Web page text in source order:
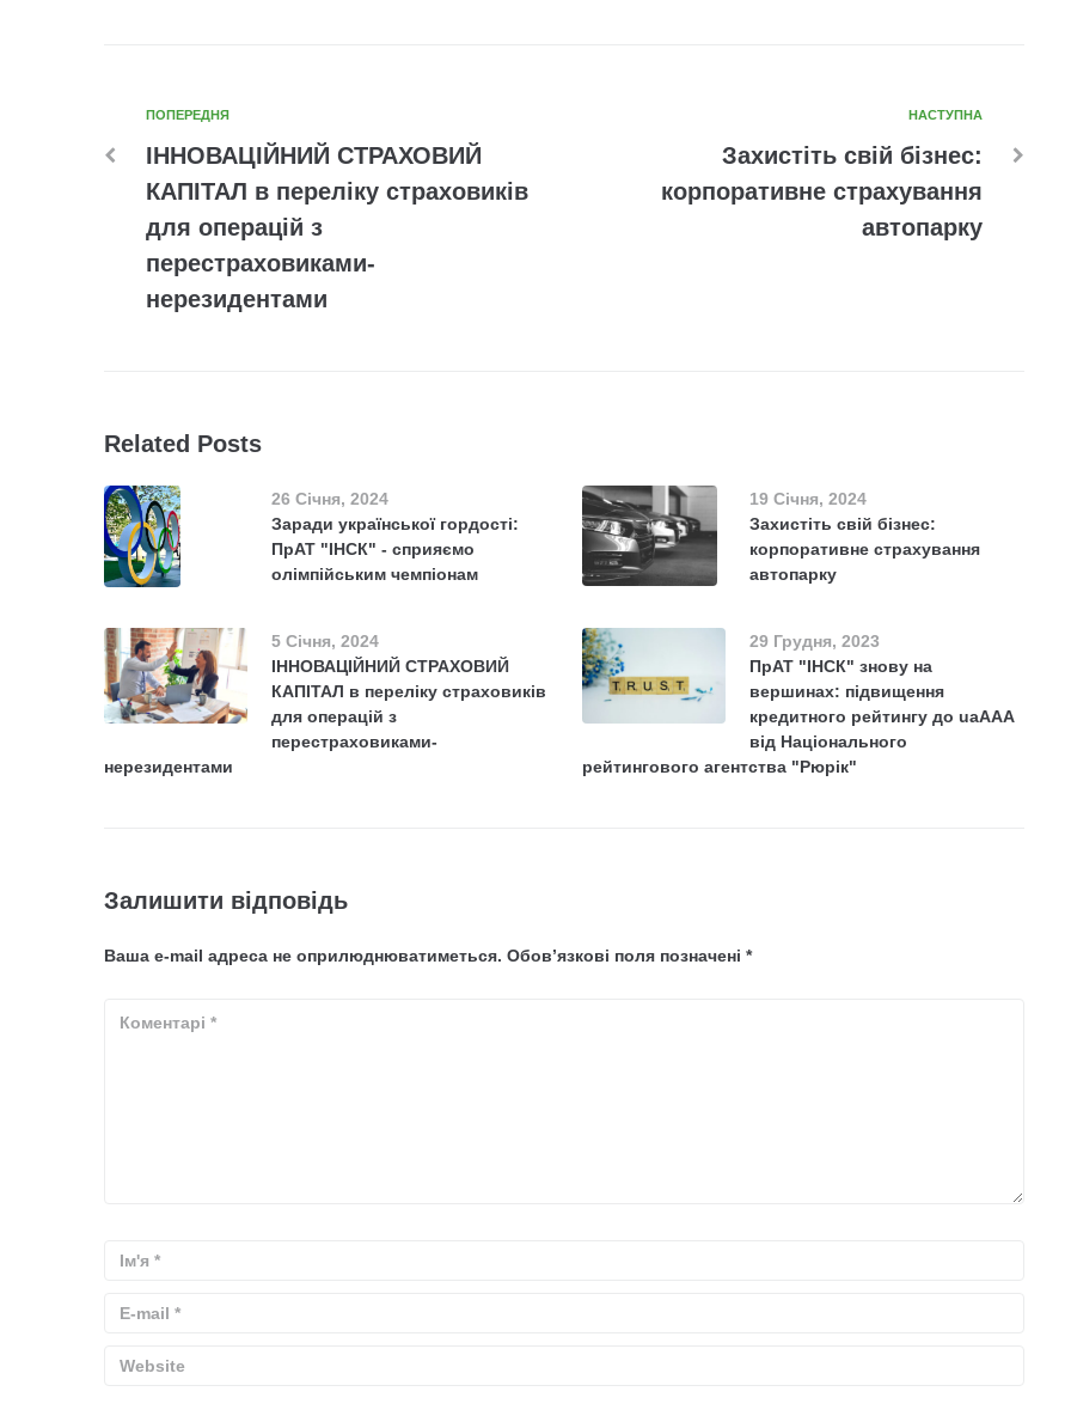
ПОПЕРЕДНЯ
ІННОВАЦІЙНИЙ СТРАХОВИЙ
КАПІТАЛ в переліку страховиків
для операцій з
перестраховиками-
нерезидентами
НАСТУПНА
Захистіть свій бізнес:
корпоративне страхування
автопарку
Related Posts
26 Січня, 2024
Заради української гордості:
ПрАТ "ІНСК" - сприяємо
олімпійським чемпіонам
19 Січня, 2024
Захистіть свій бізнес:
корпоративне страхування
автопарку
5 Січня, 2024
ІННОВАЦІЙНИЙ СТРАХОВИЙ
КАПІТАЛ в переліку страховиків
для операцій з
перестраховиками-
нерезидентами
29 Грудня, 2023
ПрАТ "ІНСК" знову на
вершинах: підвищення
кредитного рейтингу до uaААА
від Національного
рейтингового агентства "Рюрік"
Залишити відповідь
Ваша e-mail адреса не оприлюднюватиметься. Обов’язкові поля позначені *